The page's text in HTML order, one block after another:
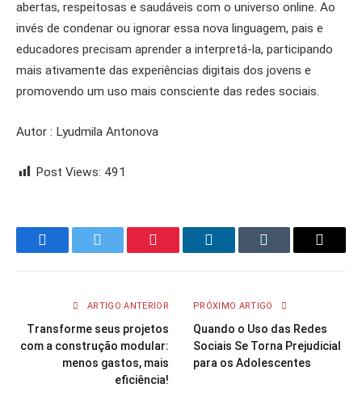
abertas, respeitosas e saudáveis com o universo online. Ao
invés de condenar ou ignorar essa nova linguagem, pais e
educadores precisam aprender a interpretá-la, participando
mais ativamente das experiências digitais dos jovens e
promovendo um uso mais consciente das redes sociais.
Autor : Lyudmila Antonova
Post Views: 491
FacebookTwitter Pinterest LinkedInTumblr Email
ARTIGO ANTERIOR
Transforme seus projetos
com a construção modular:
menos gastos, mais
eficiência!
PRÓXIMO ARTIGO
Quando o Uso das Redes
Sociais Se Torna Prejudicial
para os Adolescentes